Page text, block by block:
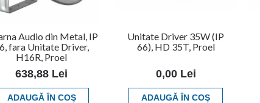
Audio din Metal, IP
fara Unitate Driver,
H16R, Proel
638,88 Lei
ADAUGĂ ÎN COŞ
Unitate Driver 35W (IP
66), HD 35T, Proel
0,00 Lei
ADAUGĂ ÎN COŞ